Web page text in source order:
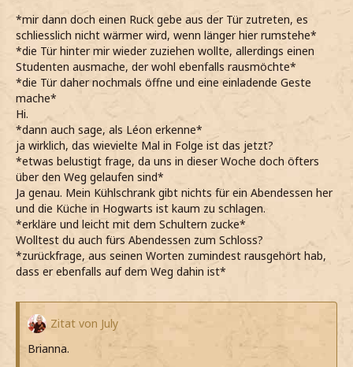
*ihr aktuell doch sehr häufig über den Weg laufe*
*das aber nicht schlimm finde, weil Alice durchaus
sympathisch finde*
Bist du ebenfalls auf dem Weg zum Schloss?
*interessiert nachfrage und den Kopf fragend zur Seite
neige*
*mir dann doch einen Ruck gebe aus der Tür zutreten, es
schliesslich nicht wärmer wird, wenn länger hier rumstehe*
*die Tür hinter mir wieder zuziehen wollte, allerdings einen
Studenten ausmache, der wohl ebenfalls rausmöchte*
*die Tür daher nochmals öffne und eine einladende Geste
mache*
Hi.
*dann auch sage, als Léon erkenne*
ja wirklich, das wievielte Mal in Folge ist das jetzt?
*etwas belustigt frage, da uns in dieser Woche doch öfters
über den Weg gelaufen sind*
Ja genau. Mein Kühlschrank gibt nichts für ein Abendessen her
und die Küche in Hogwarts ist kaum zu schlagen.
*erkläre und leicht mit dem Schultern zucke*
Wolltest du auch fürs Abendessen zum Schloss?
*zurückfrage, aus seinen Worten zumindest rausgehört hab,
dass er ebenfalls auf dem Weg dahin ist*
Zitat von July
Brianna.